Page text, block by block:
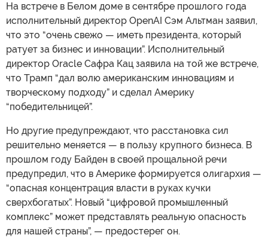
На встрече в Белом доме в сентябре прошлого года
исполнительный директор OpenAI Сэм Альтман заявил,
что это “очень свежо — иметь президента, который
ратует за бизнес и инновации”. Исполнительный
директор Oracle Сафра Кац заявила на той же встрече,
что Трамп “дал волю американским инновациям и
творческому подходу” и сделал Америку
“победительницей”.
Но другие предупреждают, что расстановка сил
решительно меняется — в пользу крупного бизнеса. В
прошлом году Байден в своей прощальной речи
предупредил, что в Америке формируется олигархия —
“опасная концентрация власти в руках кучки
сверхбогатых”. Новый “цифровой промышленный
комплекс” может представлять реальную опасность
для нашей страны”, — предостерег он.